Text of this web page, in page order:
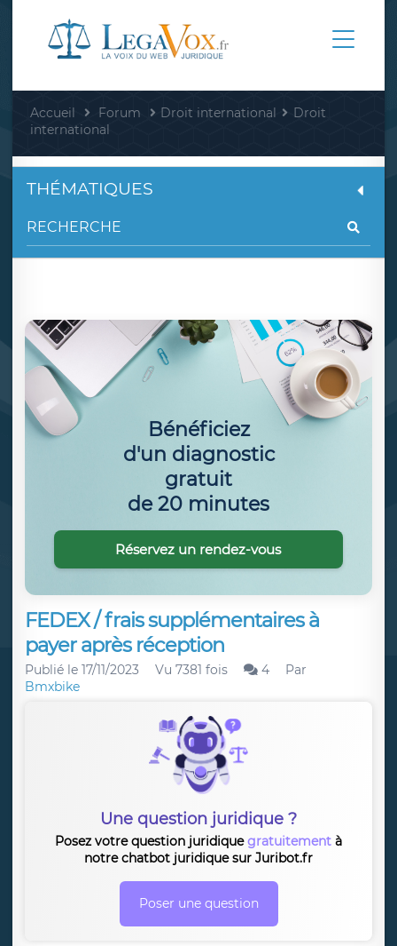
Accueil Forum Droit international
Droit
international
FEDEX / frais supplémentaires à
payer après réception
Publié le 17/11/2023 Vu 7381 fois 4
Par
Bmxbike
Une question juridique ?
Posez votre question juridiquegratuitement à
notre chatbot juridique sur Juribot.fr
Poser une question
THÉMATIQUES
Bénéficiez
d'un diagnostic
gratuit
de 20 minutes
Réservez un rendez-vous